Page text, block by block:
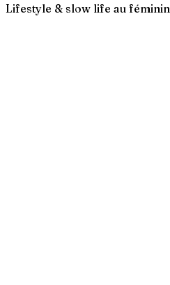
Lifestyle & slow life au féminin